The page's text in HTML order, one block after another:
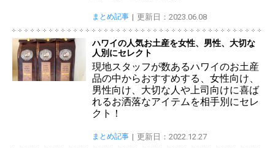
まとめ記事 更新日：2023.06.08
ハワイの人気お土産を女性、男性、大切な
人別にセレクト
現地スタッフが数あるハワイのお土産
品の中からおすすめする、女性向け、
男性向け、大切な人や上司向けに喜ば
れるお洒落なアイテムを相手別にセレ
クト！
まとめ記事 更新日：2022.12.27